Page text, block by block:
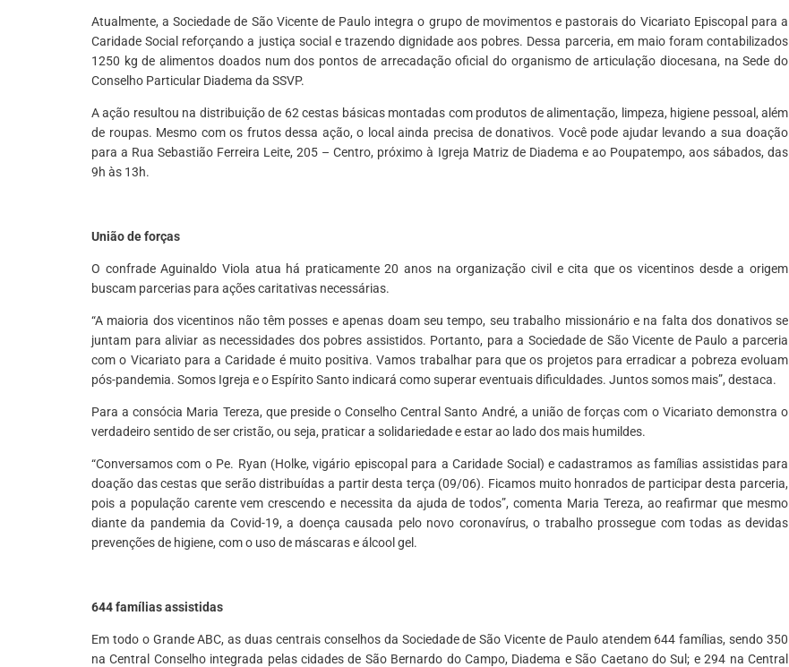
Atualmente, a Sociedade de São Vicente de Paulo integra o grupo de movimentos e pastorais do Vicariato Episcopal para a
Caridade Social reforçando a justiça social e trazendo dignidade aos pobres. Dessa parceria, em maio foram contabilizados
1250 kg de alimentos doados num dos pontos de arrecadação oficial do organismo de articulação diocesana, na Sede do
Conselho Particular Diadema da SSVP.
A ação resultou na distribuição de 62 cestas básicas montadas com produtos de alimentação, limpeza, higiene pessoal, além
de roupas. Mesmo com os frutos dessa ação, o local ainda precisa de donativos. Você pode ajudar levando a sua doação
para a Rua Sebastião Ferreira Leite, 205 – Centro, próximo à Igreja Matriz de Diadema e ao Poupatempo, aos sábados, das
9h às 13h.
União de forças
O confrade Aguinaldo Viola atua há praticamente 20 anos na organização civil e cita que os vicentinos desde a origem
buscam parcerias para ações caritativas necessárias.
“A maioria dos vicentinos não têm posses e apenas doam seu tempo, seu trabalho missionário e na falta dos donativos se
juntam para aliviar as necessidades dos pobres assistidos. Portanto, para a Sociedade de São Vicente de Paulo a parceria
com o Vicariato para a Caridade é muito positiva. Vamos trabalhar para que os projetos para erradicar a pobreza evoluam
pós-pandemia. Somos Igreja e o Espírito Santo indicará como superar eventuais dificuldades. Juntos somos mais”, destaca.
Para a consócia Maria Tereza, que preside o Conselho Central Santo André, a união de forças com o Vicariato demonstra o
verdadeiro sentido de ser cristão, ou seja, praticar a solidariedade e estar ao lado dos mais humildes.
“Conversamos com o Pe. Ryan (Holke, vigário episcopal para a Caridade Social ) e cadastramos as famílias assistidas para
doação das cestas que serão distribuídas a partir desta terça (09/06). Ficamos muito honrados de participar desta parceria,
pois a população carente vem crescendo e necessita da ajuda de todos”, comenta Maria Tereza, ao reafirmar que mesmo
diante da pandemia da Covid-19, a doença causada pelo novo coronavírus, o trabalho prossegue com todas as devidas
prevenções de higiene, com o uso de máscaras e álcool gel.
644 famílias assistidas
Em todo o Grande ABC, as duas centrais conselhos da Sociedade de São Vicente de Paulo atendem 644 famílias, sendo 350
na Central Conselho integrada pelas cidades de São Bernardo do Campo, Diadema e São Caetano do Sul; e 294 na Central